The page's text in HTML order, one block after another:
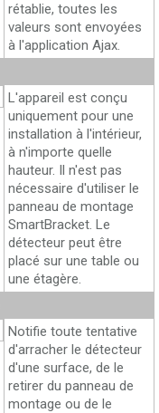
rétablie, toutes les
valeurs sont envoyées
à l'application Ajax.
L'appareil est conçu
uniquement pour une
installation à l'intérieur,
à n'importe quelle
hauteur. Il n'est pas
nécessaire d'utiliser le
panneau de montage
SmartBracket. Le
détecteur peut être
placé sur une table ou
une étagère.
Notifie toute tentative
d'arracher le détecteur
d'une surface, de le
retirer du panneau de
montage ou de le